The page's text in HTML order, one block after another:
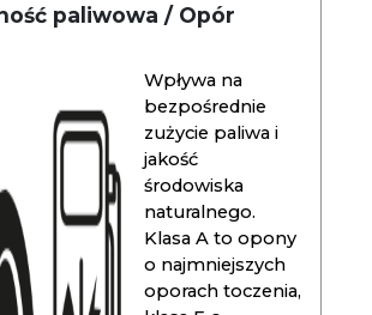
paliwowa / Opór
Wpływa na
bezpośrednie
zużycie paliwa i
jakość
środowiska
naturalnego.
Klasa A to opony
o najmniejszych
oporach toczenia,